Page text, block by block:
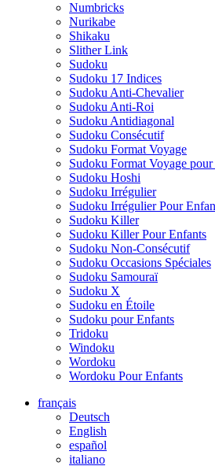
Numbricks
Nurikabe
Shikaku
Slither Link
Sudoku
Sudoku 17 Indices
Sudoku Anti-Chevalier
Sudoku Anti-Roi
Sudoku Antidiagonal
Sudoku Consécutif
Sudoku Format Voyage
Sudoku Format Voyage
Sudoku Hoshi
Sudoku Irrégulier
Sudoku Irrégulier Pour
Sudoku Killer
Sudoku Killer Pour Enfants
Sudoku Non-Consécutif
Sudoku Occasions Spéciales
Sudoku Samouraï
Sudoku X
Sudoku en Étoile
Sudoku pour Enfants
Tridoku
Windoku
Wordoku
Wordoku Pour Enfants
français
Deutsch
English
español
italiano